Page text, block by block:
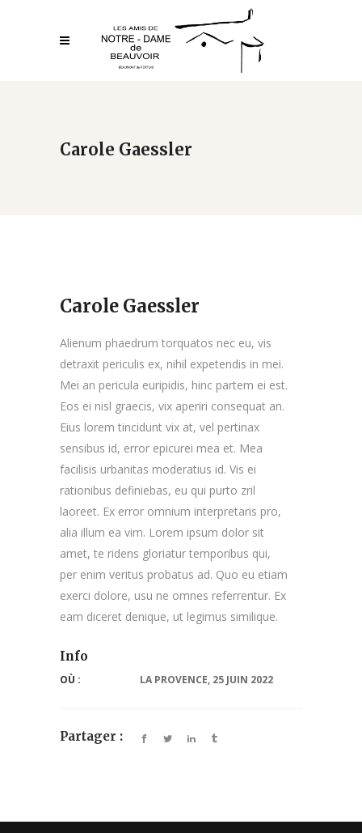
Carole Gaessler
Carole Gaessler
Alienum phaedrum torquatos nec eu, vis
detraxit periculis ex, nihil expetendis in mei.
Mei an pericula euripidis, hinc partem ei est.
Eos ei nisl graecis, vix aperiri consequat an.
Eius lorem tincidunt vix at, vel pertinax
sensibus id, error epicurei mea et. Mea
facilisis urbanitas moderatius id. Vis ei
rationibus definiebas, eu qui purto zril
laoreet. Ex error omnium interpretaris pro,
alia illum ea vim. Lorem ipsum dolor sit
amet, te ridens gloriatur temporibus qui,
per enim veritus probatus ad. Quo eu etiam
exerci dolore, usu ne omnes referrentur. Ex
eam diceret denique, ut legimus similique.
Info
OÙ : LA PROVENCE, 25 JUIN 2022
Partager :